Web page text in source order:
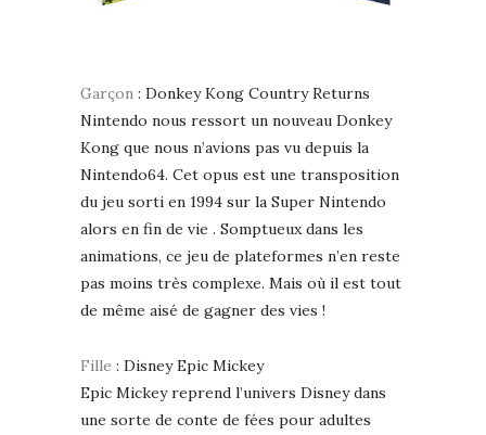
Garçon : Donkey Kong Country Returns
Nintendo nous ressort un nouveau Donkey
Kong que nous n’avions pas vu depuis la
Nintendo64. Cet opus est une transposition
du jeu sorti en 1994 sur la Super Nintendo
alors en fin de vie . Somptueux dans les
animations, ce jeu de plateformes n’en reste
pas moins très complexe. Mais où il est tout
de même aisé de gagner des vies !
Fille : Disney Epic Mickey
Epic Mickey reprend l’univers Disney dans
une sorte de conte de fées pour adultes